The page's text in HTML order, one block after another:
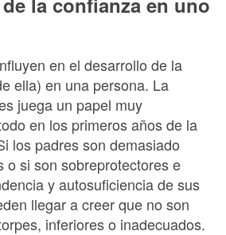
en el desarrollo de la
ella) en una persona. La
juega un papel muy
en los primeros años de la
los padres son demasiado
o si son sobreprotectores e
y autosuficiencia de sus
llegar a creer que no son
inferiores o inadecuados.